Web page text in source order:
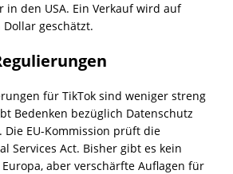
in den USA. Ein Verkauf wird auf
geschätzt.
für TikTok sind weniger streng
Bedenken bezüglich Datenschutz
EU-Kommission prüft die
Services Act. Bisher gibt es kein
aber verschärfte Auflagen für